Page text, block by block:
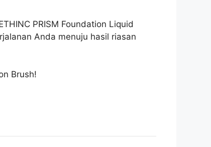
PRISM Foundation Liquid
Anda menuju hasil riasan
Brush!